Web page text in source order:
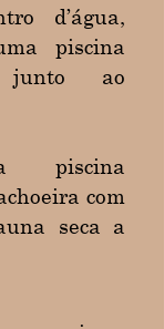
d’água,
piscina
junto ao
piscina
com
seca a